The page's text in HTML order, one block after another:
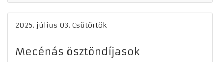
2025. július 03. Csütörtök
Mecénás ösztöndíjasok